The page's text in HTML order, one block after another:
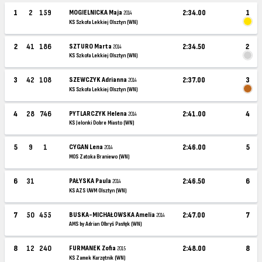
1 2 159 MOGIELNICKA Maja2014
KS Szkoła Lekkiej Olsztyn (WN)
2:34.00 1
2 41 186 SZTURO Marta2014
KS Szkoła Lekkiej Olsztyn (WN)
2:34.50 2
3 42 108 SZEWCZYK Adrianna2014
KS Szkoła Lekkiej Olsztyn (WN)
2:37.00 3
4 28 746 PYTLARCZYK Helena2014
KS Jelonki Dobre Miasto (WN)
2:41.00 4
5 9 1 CYGAN Lena2014
MOS Zatoka Braniewo (WN)
2:46.00 5
6 31 PAŁYSKA Paula2014
KS AZS UWM Olsztyn (WN)
2:46.50 6
7 50 455 BUSKA-MICHAŁOWSKA Amelia2014
AMS by Adrian Olbryś Pasłęk (WN)
2:47.00 7
8 12 240 FURMANEK Zofia2015
KS Zamek Kurzętnik (WN)
2:48.00 8